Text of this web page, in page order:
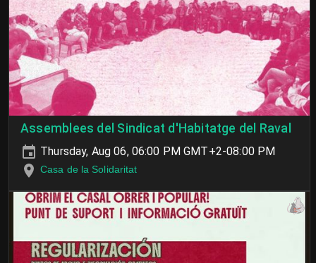
Assemblees del Sindicat d'Habitatge del Raval
Thursday, Aug 06, 06:00 PM GMT+2-08:00 PM
Casa de la Solidaritat